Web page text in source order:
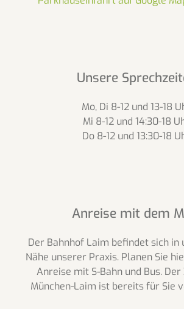
Unsere
Mo, Di 8-12 und 13-18
Mi 8-12 und 14:30-18
Do 8-12 und 13:30-18
Anreise mit dem
Der Bahnhof Laim befindet sich
Nähe unserer Praxis. Planen Sie
Anreise mit S-Bahn und Bus.
München-Laim ist bereits für Sie